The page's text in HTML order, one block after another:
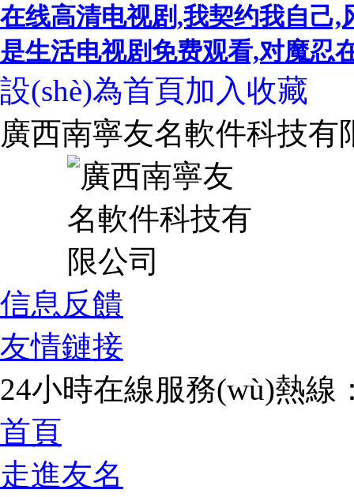
在线高清电视剧,我契约我自己
是生活电视剧免费观看,对魔忍
設(shè)為首頁加入收藏
廣西南寧友名軟件科技有
信息反饋
友情鏈接
24小時在線服務(wù)熱線
首頁
走進友名